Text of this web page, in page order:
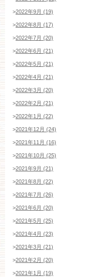
>2022年9月 (19)
>2022年8月 (17)
>2022年7月 (20)
>2022年6月 (21)
>2022年5月 (21)
>2022年4月 (21)
>2022年3月 (20)
>2022年2月 (21)
>2022年1月 (22)
>2021年12月 (24)
>2021年11月 (16)
>2021年10月 (25)
>2021年9月 (21)
>2021年8月 (22)
>2021年7月 (26)
>2021年6月 (20)
>2021年5月 (25)
>2021年4月 (23)
>2021年3月 (21)
>2021年2月 (20)
>2021年1月 (19)